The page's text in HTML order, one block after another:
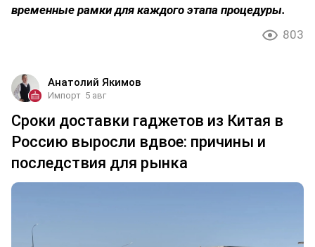
временные рамки для каждого этапа процедуры.
803
Анатолий Якимов
Импорт 5 авг
Сроки доставки гаджетов из Китая в
Россию выросли вдвое: причины и
последствия для рынка